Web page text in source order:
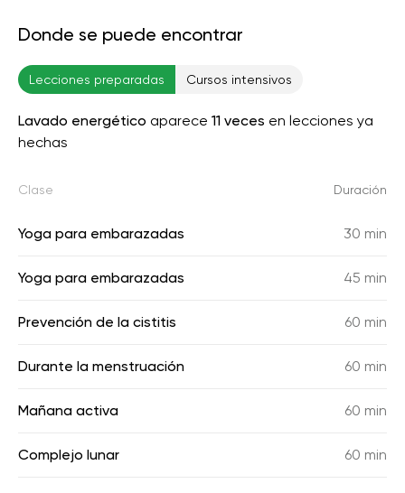
Donde se puede encontrar
Lecciones preparadas Cursos intensivos
Lavado energético aparece 11 veces en lecciones ya
hechas
Clase Duración
Yoga para embarazadas 30 min
Yoga para embarazadas 45 min
Prevención de la cistitis 60 min
Durante la menstruación 60 min
Mañana activa 60 min
Complejo lunar 60 min